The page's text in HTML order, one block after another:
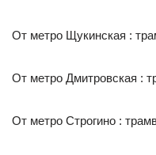
От метро Щукинская :
От метро Дмитровская :
От метро Строгино :